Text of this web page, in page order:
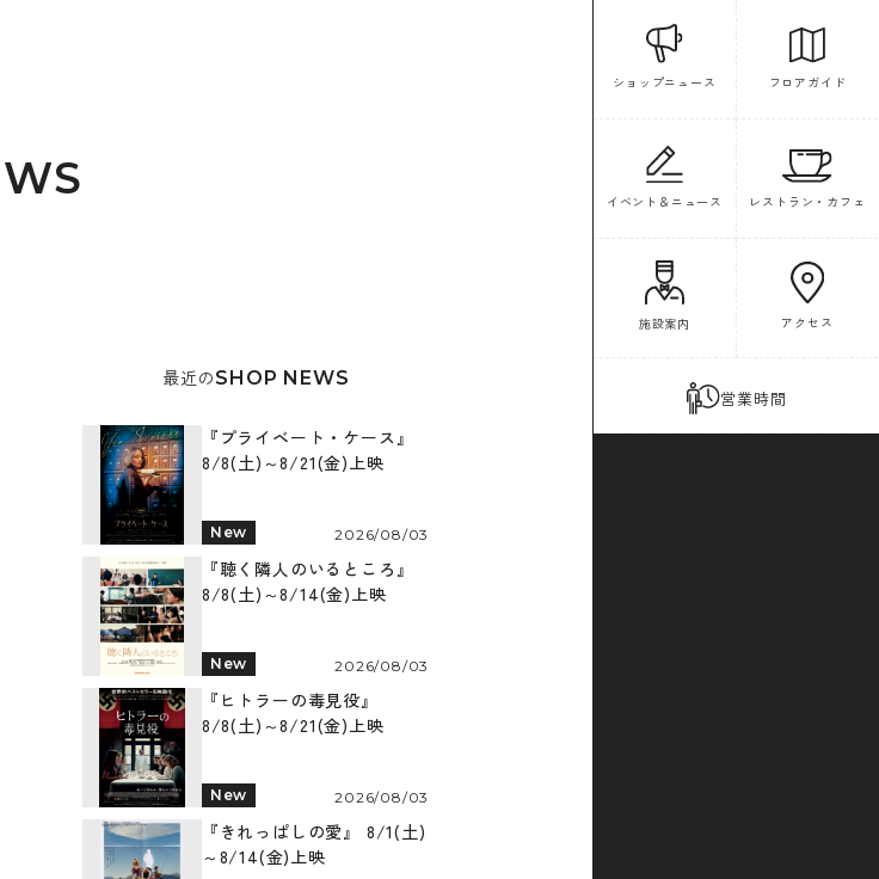
ショップニュース フロアガイド
イベント＆ニュース レストラン・カフェ
施設案内 アクセス
営業時間
WS
最近のSHOP NEWS
『プライベート・ケース』
8/8(土)～8/21(金)上映
New 2026/08/03
『聴く隣人のいるところ』
8/8(土)～8/14(金)上映
New 2026/08/03
『ヒトラーの毒見役』
8/8(土)～8/21(金)上映
New 2026/08/03
『きれっぱしの愛』 8/1(土)
～8/14(金)上映